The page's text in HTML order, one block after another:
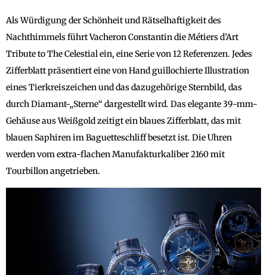
Als Würdigung der Schönheit und Rätselhaftigkeit des
Nachthimmels führt Vacheron Constantin die Métiers d’Art
Tribute to The Celestial ein, eine Serie von 12 Referenzen. Jedes
Zifferblatt präsentiert eine von Hand guillochierte Illustration
eines Tierkreiszeichen und das dazugehörige Sternbild, das
durch Diamant-„Sterne“ dargestellt wird. Das elegante 39-mm-
Gehäuse aus Weißgold zeitigt ein blaues Zifferblatt, das mit
blauen Saphiren im Baguetteschliff besetzt ist. Die Uhren
werden vom extra-flachen Manufakturkaliber 2160 mit
Tourbillon angetrieben.